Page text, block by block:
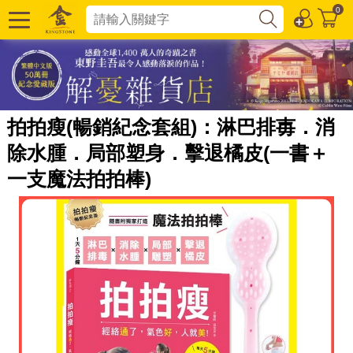
0
拍拍瘦(暢銷紀念套組)：淋巴排毐．消
除水腫．局部塑身．擊退橘皮(一書＋
一支魔法拍拍棒)